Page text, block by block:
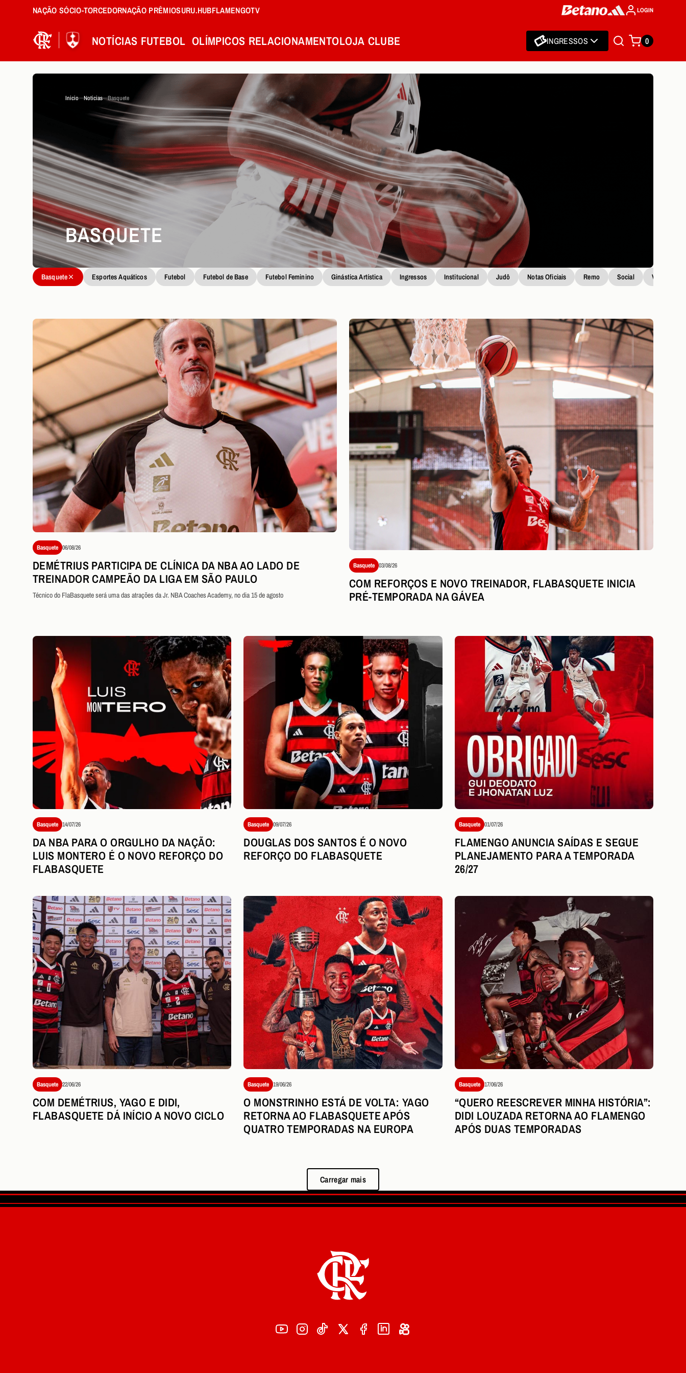
NAÇÃO SÓCIO-TORCEDORNAÇÃO PRÊMIOSURU.HUBFLAMENGOTV LOGIN
NOTÍCIAS FUTEBOL OLÍMPICOS RELACIONAMENTOLOJA CLUBE INGRESSOS 0
Inicio Noticias Basquete
BASQUETE
Basquete Esportes Aquáticos Futebol Futebol de Base Futebol Feminino Ginástica Artística Ingressos Institucional Judô Notas Oficiais Remo Social Vôlei
Basquete 06/08/26
DEMÉTRIUS PARTICIPA DE CLÍNICA DA NBA AO LADO DE
TREINADOR CAMPEÃO DA LIGA EM SÃO PAULO
Técnico do FlaBasquete será uma das atrações da Jr. NBA Coaches Academy, no dia 15 de agosto
Basquete 03/08/26
COM REFORÇOS E NOVO TREINADOR, FLABASQUETE INICIA
PRÉ-TEMPORADA NA GÁVEA
Basquete 14/07/26
DA NBA PARA O ORGULHO DA NAÇÃO:
LUIS MONTERO É O NOVO REFORÇO DO
FLABASQUETE
Basquete 09/07/26
DOUGLAS DOS SANTOS É O NOVO
REFORÇO DO FLABASQUETE
Basquete 01/07/26
FLAMENGO ANUNCIA SAÍDAS E SEGUE
PLANEJAMENTO PARA A TEMPORADA
26/27
Basquete 22/06/26
COM DEMÉTRIUS, YAGO E DIDI,
FLABASQUETE DÁ INÍCIO A NOVO CICLO
Basquete 19/06/26
O MONSTRINHO ESTÁ DE VOLTA: YAGO
RETORNA AO FLABASQUETE APÓS
QUATRO TEMPORADAS NA EUROPA
Basquete 17/06/26
“QUERO REESCREVER MINHA HISTÓRIA”:
DIDI LOUZADA RETORNA AO FLAMENGO
APÓS DUAS TEMPORADAS
Carregar mais